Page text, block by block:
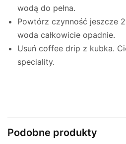
wodą do pełna.
Powtórz czynność jeszcze
woda całkowicie opadnie.
Usuń coffee drip z kubka.
speciality.
Podobne produkty